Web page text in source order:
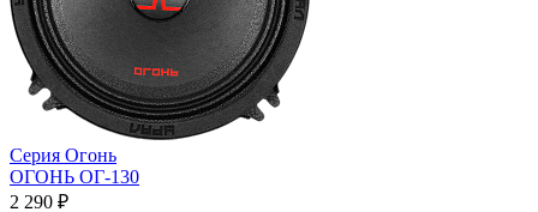
Серия Огонь
ОГОНЬ ОГ-130
2 290 ₽